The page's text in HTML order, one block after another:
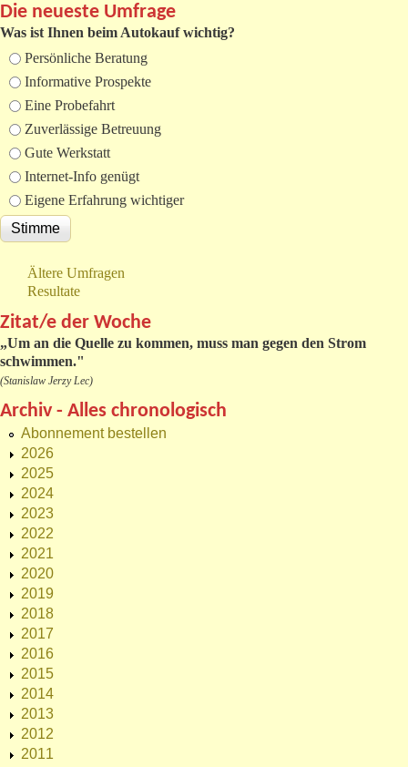
Die neueste Umfrage
Was ist Ihnen beim Autokauf wichtig?
Auswahlmöglichkeiten
Persönliche Beratung
Informative Prospekte
Eine Probefahrt
Zuverlässige Betreuung
Gute Werkstatt
Internet-Info genügt
Eigene Erfahrung wichtiger
Ältere Umfragen
Resultate
Zitat/e der Woche
„Um an die Quelle zu kommen, muss man gegen den Strom
schwimmen."
(Stanislaw Jerzy Lec)
Archiv - Alles chronologisch
Abonnement bestellen
2026
2025
2024
2023
2022
2021
2020
2019
2018
2017
2016
2015
2014
2013
2012
2011